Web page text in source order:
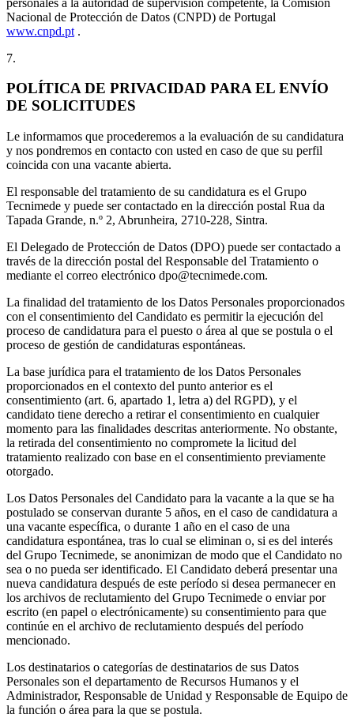
Nacional de Protección de Datos (CNPD) de Portugal
www.cnpd.pt .
7.
POLÍTICA DE PRIVACIDAD PARA EL ENVÍO
DE SOLICITUDES
Le informamos que procederemos a la evaluación de su candidatura
y nos pondremos en contacto con usted en caso de que su perfil
coincida con una vacante abierta.
El responsable del tratamiento de su candidatura es el Grupo
Tecnimede y puede ser contactado en la dirección postal Rua da
Tapada Grande, n.º 2, Abrunheira, 2710-228, Sintra.
El Delegado de Protección de Datos (DPO) puede ser contactado a
través de la dirección postal del Responsable del Tratamiento o
mediante el correo electrónico dpo@tecnimede.com.
La finalidad del tratamiento de los Datos Personales proporcionados
con el consentimiento del Candidato es permitir la ejecución del
proceso de candidatura para el puesto o área al que se postula o el
proceso de gestión de candidaturas espontáneas.
La base jurídica para el tratamiento de los Datos Personales
proporcionados en el contexto del punto anterior es el
consentimiento (art. 6, apartado 1, letra a) del RGPD), y el
candidato tiene derecho a retirar el consentimiento en cualquier
momento para las finalidades descritas anteriormente. No obstante,
la retirada del consentimiento no compromete la licitud del
tratamiento realizado con base en el consentimiento previamente
otorgado.
Los Datos Personales del Candidato para la vacante a la que se ha
postulado se conservan durante 5 años, en el caso de candidatura a
una vacante específica, o durante 1 año en el caso de una
candidatura espontánea, tras lo cual se eliminan o, si es del interés
del Grupo Tecnimede, se anonimizan de modo que el Candidato no
sea o no pueda ser identificado. El Candidato deberá presentar una
nueva candidatura después de este período si desea permanecer en
los archivos de reclutamiento del Grupo Tecnimede o enviar por
escrito (en papel o electrónicamente) su consentimiento para que
continúe en el archivo de reclutamiento después del período
mencionado.
Los destinatarios o categorías de destinatarios de sus Datos
Personales son el departamento de Recursos Humanos y el
Administrador, Responsable de Unidad y Responsable de Equipo de
la función o área para la que se postula.